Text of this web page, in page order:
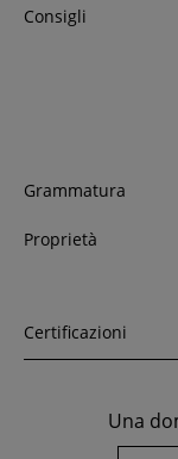
Consigli
Grammatura
Proprietà
Certificazioni
Una